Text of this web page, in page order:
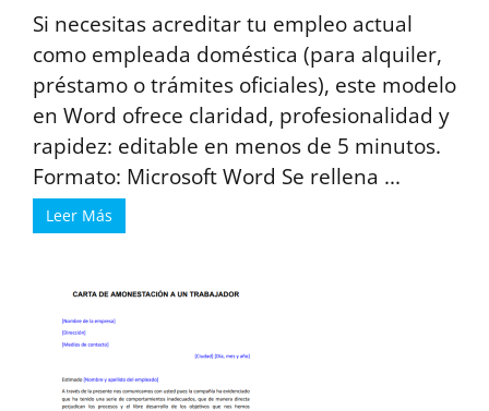
Si necesitas acreditar tu empleo actual
como empleada doméstica (para alquiler,
préstamo o trámites oficiales), este modelo
en Word ofrece claridad, profesionalidad y
rapidez: editable en menos de 5 minutos.
Formato: Microsoft Word Se rellena ...
Leer Más